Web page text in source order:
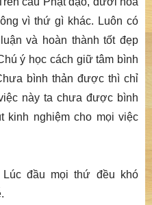
vì thứ gì khác. Luôn có
và hoàn thành tốt đẹp
ý học cách giữ tâm bình
bình thản được thì chỉ
này ta chưa được bình
kinh nghiệm cho mọi việc
đầu mọi thứ đều khó